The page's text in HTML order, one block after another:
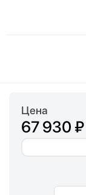
Цена
67 930 ₽